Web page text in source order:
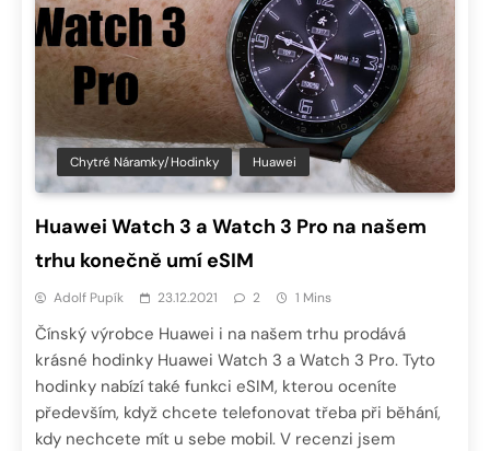
Chytré Náramky/hodinky Huawei
Huawei Watch 3 a Watch 3 Pro na našem
trhu konečně umí eSIM
Adolf Pupík 23.12.2021 2 1 Mins
Čínský výrobce Huawei i na našem trhu prodává
krásné hodinky Huawei Watch 3 a Watch 3 Pro. Tyto
hodinky nabízí také funkci eSIM, kterou oceníte
především, když chcete telefonovat třeba při běhání,
kdy nechcete mít u sebe mobil. V recenzi jsem